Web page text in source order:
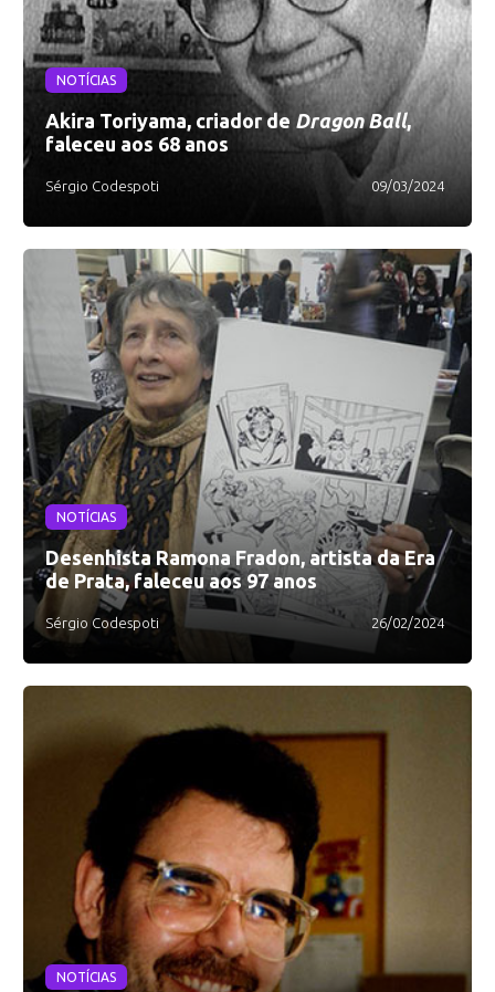
NOTÍCIAS
Akira Toriyama, criador de Dragon Ball,
faleceu aos 68 anos
Sérgio Codespoti 09/03/2024
NOTÍCIAS
Desenhista Ramona Fradon, artista da Era
de Prata, faleceu aos 97 anos
Sérgio Codespoti 26/02/2024
NOTÍCIAS